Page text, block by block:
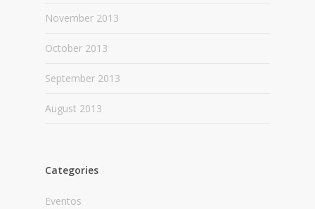
November 2013
October 2013
September 2013
August 2013
Categories
Eventos